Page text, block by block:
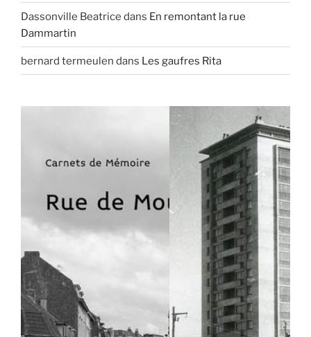
Dassonville Beatrice dans En remontant la rue
Dammartin
bernard termeulen dans Les gaufres Rita